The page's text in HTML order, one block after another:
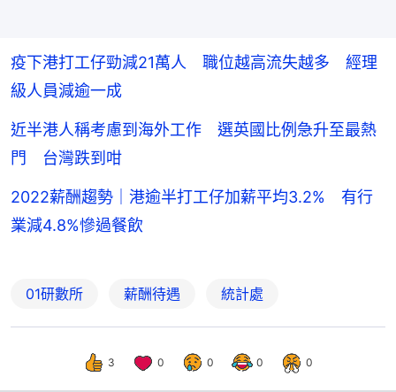
疫下港打工仔勁減21萬人 職位越高流失越多 經理
級人員減逾一成
近半港人稱考慮到海外工作 選英國比例急升至最熱
門 台灣跌到咁
2022薪酬趨勢｜港逾半打工仔加薪平均3.2% 有行
業減4.8%慘過餐飲
01研數所 薪酬待遇 統計處
3 0 0 0 0